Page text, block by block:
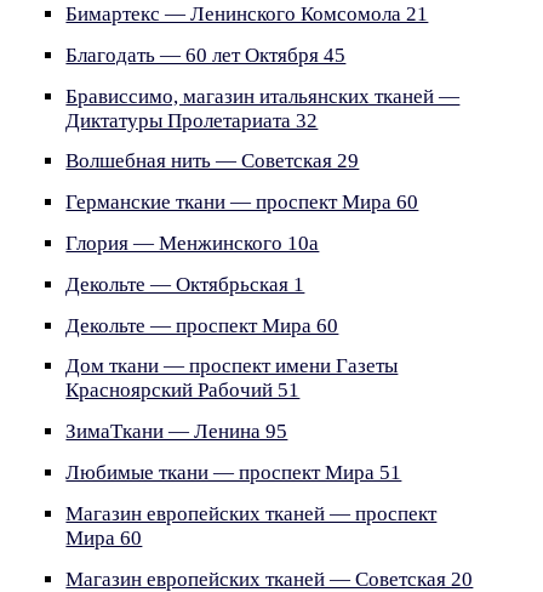
Бимартекс — Ленинского Комсомола 21
Благодать — 60 лет Октября 45
Брависсимо, магазин итальянских тканей —
Диктатуры Пролетариата 32
Волшебная нить — Советская 29
Германские ткани — проспект Мира 60
Глория — Менжинского 10а
Декольте — Октябрьская 1
Декольте — проспект Мира 60
Дом ткани — проспект имени Газеты
Красноярский Рабочий 51
ЗимаТкани — Ленина 95
Любимые ткани — проспект Мира 51
Магазин европейских тканей — проспект
Мира 60
Магазин европейских тканей — Советская 20